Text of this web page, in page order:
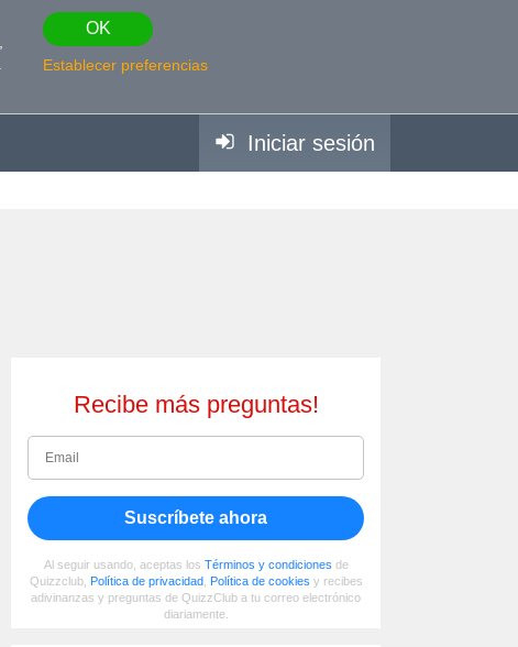
OK
Establecer preferencias
Iniciar sesión
Recibe más preguntas!
Suscríbete ahora
Al seguir usando, aceptas los Términos y condiciones de
Quizzclub, Política de privacidad, Política de cookies y recibes
adivinanzas y preguntas de QuizzClub a tu correo electrónico
diariamente.